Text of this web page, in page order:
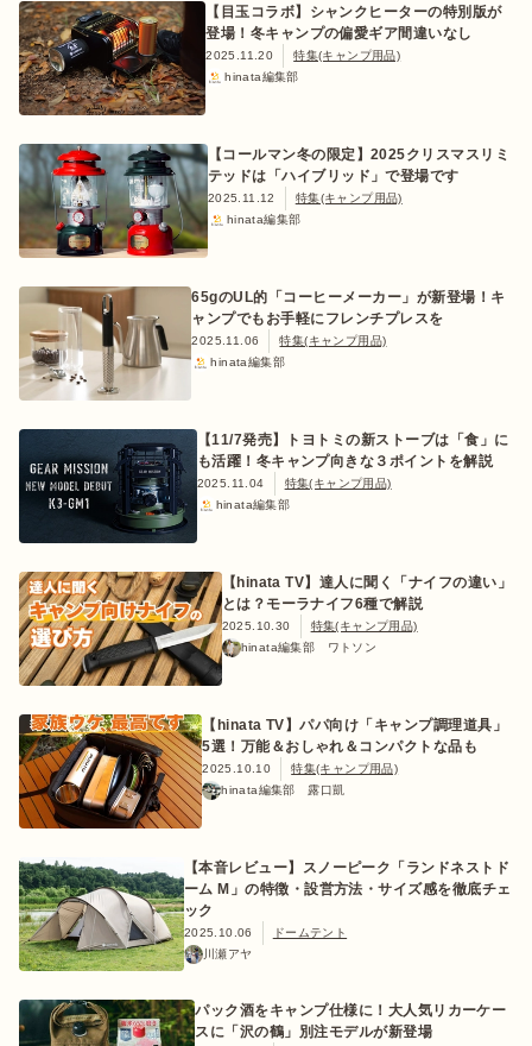
【目玉コラボ】シャンクヒーターの特別版が
登場！冬キャンプの偏愛ギア間違いなし
2025.11.20
特集(キャンプ用品)
hinata編集部
【コールマン冬の限定】2025クリスマスリミ
テッドは「ハイブリッド」で登場です
2025.11.12
特集(キャンプ用品)
hinata編集部
65gのUL的「コーヒーメーカー」が新登場！キ
ャンプでもお手軽にフレンチプレスを
2025.11.06
特集(キャンプ用品)
hinata編集部
【11/7発売】トヨトミの新ストーブは「食」に
も活躍！冬キャンプ向きな３ポイントを解説
2025.11.04
特集(キャンプ用品)
hinata編集部
【hinata TV】達人に聞く「ナイフの違い」
とは？モーラナイフ6種で解説
2025.10.30
特集(キャンプ用品)
hinata編集部 ワトソン
【hinata TV】パパ向け「キャンプ調理道具」
5選！万能＆おしゃれ＆コンパクトな品も
2025.10.10
特集(キャンプ用品)
hinata編集部 露口凱
【本音レビュー】スノーピーク「ランドネストド
ーム M」の特徴・設営方法・サイズ感を徹底チェ
ック
2025.10.06
ドームテント
川瀬アヤ
パック酒をキャンプ仕様に！大人気リカーケー
スに「沢の鶴」別注モデルが新登場